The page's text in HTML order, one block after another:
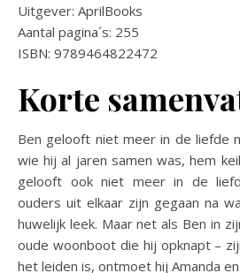
Uitgever: AprilBooks
Aantal pagina´s: 255
ISBN: 9789464822472
Korte
Ben gelooft niet meer in de liefde
wie hij al jaren samen was, hem
gelooft ook niet meer in de
ouders uit elkaar zijn gegaan na
huwelijk leek. Maar net als Ben in
oude woonboot die hij opknapt –
het leiden is, ontmoet hij Amanda